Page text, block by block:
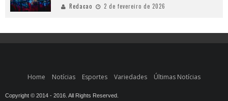
Redacao 2 de fevereiro de 2026
Home Notícias Esportes Variedades Últimas Notícias
Copyright © 2014 - 2016. All Rights Reserved.